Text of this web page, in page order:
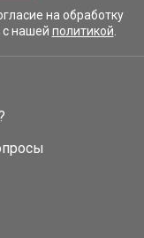
на обработку
с нашей политикой